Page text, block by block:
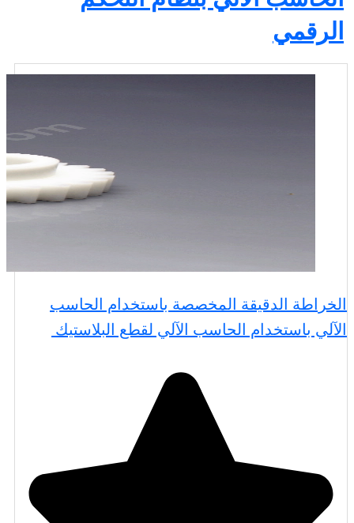
الرقمي
الخراطة الدقيقة المخصصة باستخدام الحاسب
الآلي باستخدام الحاسب الآلي لقطع البلاستيك